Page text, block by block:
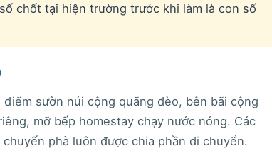
chốt tại hiện trường trước khi làm là con số
sườn núi cộng quãng đèo, bên bãi cộng
mỡ bếp homestay chạy nước nóng. Các
phà luôn được chia phần di chuyển.